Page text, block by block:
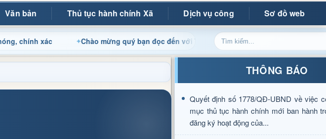
Văn bản Thủ tục hành chính Xã Dịch vụ công Sơ đồ web
xác Chào mừng quý bạn đọc đến với Trang thông tin điện tử xã Mường Ảng
THÔNG BÁO
Quyết định số 1778/QĐ-UBND về việc
mục thủ tục hành chính mới ban hành
đăng ký hoạt động của...